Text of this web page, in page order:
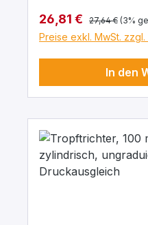
Verkaufspreis:
26,81 € Regulärer Preis:
27,64 € (3%
Preise exkl. MwSt.
In den